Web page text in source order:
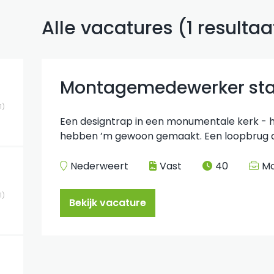
1
1
Alle vacatures (1
Montagemedewerker
Een designtrap in een monumentale kerk -
hebben ’m gewoon gemaakt. Een loopbrug
Nederweert Vast 40
Bekijk vacature